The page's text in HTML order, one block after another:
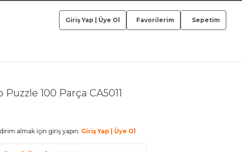
Giriş Yap Üye Ol Favorilerim Sepetim
100 Parça CA5011
almak için giriş yapın. Giriş Yap | Üye Ol